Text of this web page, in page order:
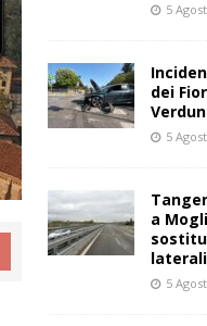
5
dei
5
a
laterali
5